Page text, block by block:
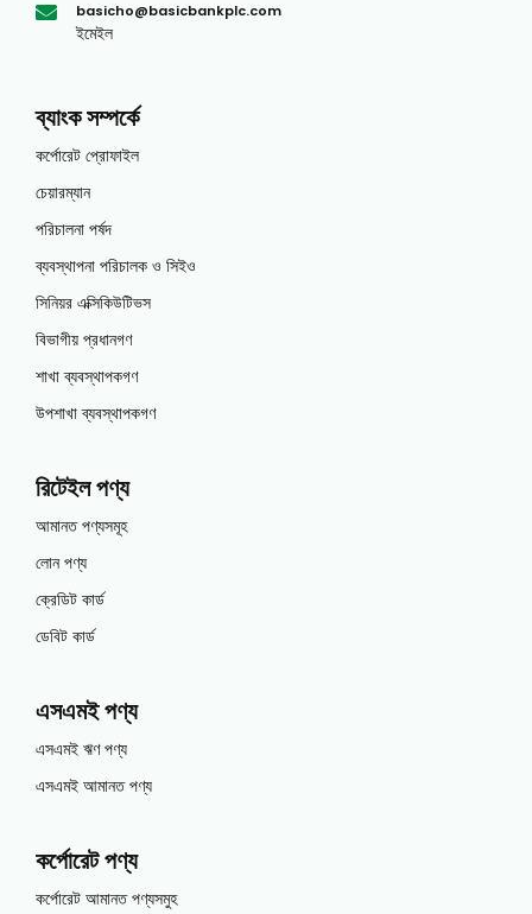
basicho@basicbankplc.com
ইমেইল
ব্যাংক সম্পর্কে
কর্পোরেট প্রোফাইল
চেয়ারম্যান
পরিচালনা পর্ষদ
ব্যবস্থাপনা পরিচালক ও সিইও
সিনিয়র এক্সিকিউটিভস
বিভাগীয় প্রধানগণ
শাখা ব্যবস্থাপকগণ
উপশাখা ব্যবস্থাপকগণ
রিটেইল পণ্য
আমানত পণ্যসমূহ
লোন পণ্য
ক্রেডিট কার্ড
ডেবিট কার্ড
এসএমই পণ্য
এসএমই ঋণ পণ্য
এসএমই আমানত পণ্য
কর্পোরেট পণ্য
কর্পোরেট আমানত পণ্যসমুহ